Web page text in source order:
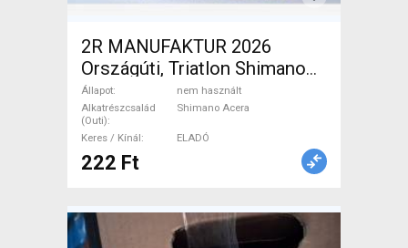
2R MANUFAKTUR 2026
Országúti, Triatlon Shimano
Acera tárcsafék nem használt
ELADÓ
Állapot
nem használt
Alkatrészcsalád
(Outi)
Shimano Acera
Keres / Kínál ELADÓ
222 Ft